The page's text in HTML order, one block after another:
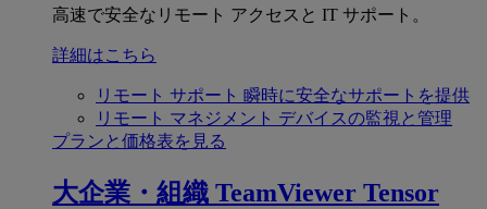
高速で安全なリモート アクセスと IT サポート。
詳細はこちら
リモート サポート 瞬時に安全なサポートを提供
リモート マネジメント デバイスの監視と管理
プランと価格表を見る
大企業・組織 TeamViewer Tensor